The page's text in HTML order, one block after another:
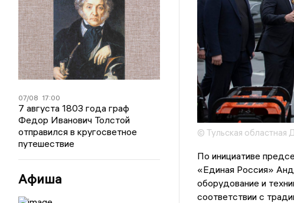
07/08 17:00
7 августа 1803 года граф
Федор Иванович Толстой
отправился в кругосветное
путешествие
Афиша
© Тульская областная
По инициативе
«Единая Россия»
оборудование и
соответствии с